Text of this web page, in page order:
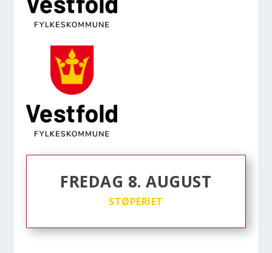
FREDAG 8. AUGUST
STØPERIET